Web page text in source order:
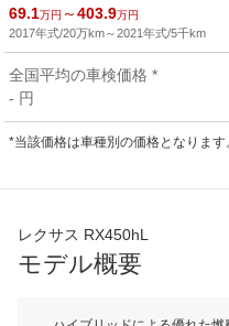
69.1万円 ～403.9万円
2017年式/20万km～2021年式/5千km
全国平均の車検価格 *
- 円
*当該価格は車種別の価格となります
レクサス RX450hL
モデル概要